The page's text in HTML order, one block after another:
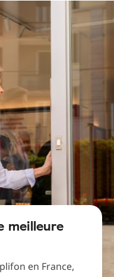
meilleure
en France,